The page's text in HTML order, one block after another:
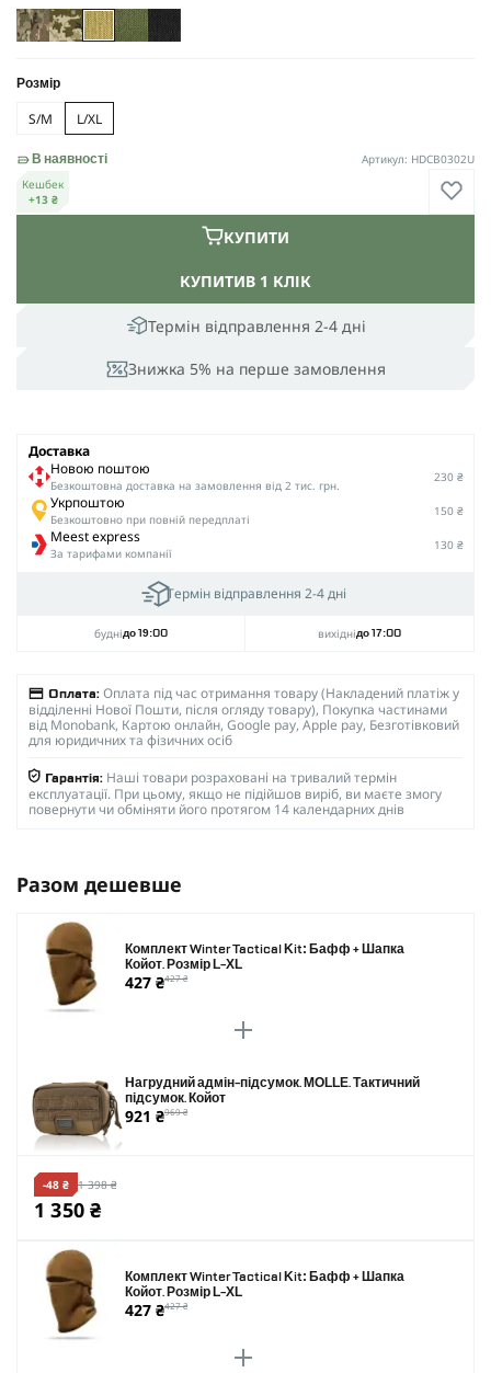
Розмір
S/M L/XL
Термін відправлення 2-4 дні
Знижка 5% на перше замовлення
КУПИТИВ 1 КЛІК
КУПИТИ
В наявності
Артикул: HDCB0302U
Кешбек
+13 ₴
Доставка
Новою поштою
Безкоштовна доставка на замовлення від 2 тис. грн.
230 ₴
Укрпоштою
Безкоштовно при повній передплаті
150 ₴
Meest express
За тарифами компанії
130 ₴
Термін відправлення 2-4 дні
буднідо 19:00 вихіднідо 17:00
Оплата: Оплата під час отримання товару (Накладений платіж у
відділенні Нової Пошти, після огляду товару), Покупка частинами
від Monobank, Картою онлайн, Google pay, Apple pay, Безготівковий
для юридичних та фізичних осіб
Гарантія: Наші товари розраховані на тривалий термін
експлуатації. При цьому, якщо не підійшов виріб, ви маєте змогу
повернути чи обміняти його протягом 14 календарних днів
Разом дешевше
Комплект Winter Tactical Kit: Бафф + Шапка
Койот. Розмір L-XL
427 ₴427 ₴
Нагрудний адмін-підсумок. MOLLE. Тактичний
підсумок. Койот
921 ₴969 ₴
-48 ₴ 1 398 ₴
1 350 ₴
Комплект Winter Tactical Kit: Бафф + Шапка
Койот. Розмір L-XL
427 ₴427 ₴